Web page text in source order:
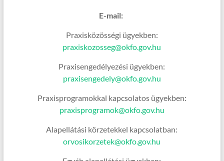
E-mail:
Praxisközösségi ügyekben:
praxiskozosseg@okfo.gov.hu
Praxisengedélyezési ügyekben:
praxisengedely@okfo.gov.hu
Praxisprogramokkal kapcsolatos ügyekben:
praxisprogramok@okfo.gov.hu
Alapellátási körzetekkel kapcsolatban:
orvosikorzetek@okfo.gov.hu